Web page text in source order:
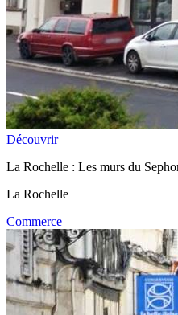
Découvrir
La Rochelle : Les murs du
La Rochelle
Commerce